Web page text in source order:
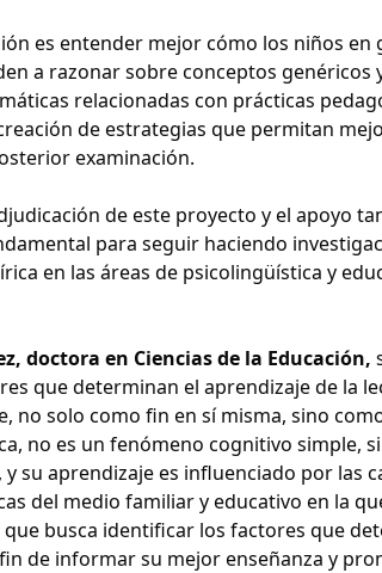
es entender mejor cómo los niños en
a razonar sobre conceptos genéricos
relacionadas con prácticas
de estrategias que permitan
examinación.
de este proyecto y el apoyo
para seguir haciendo
en las áreas de psicolingüística y
doctora en Ciencias de la Educación,
que determinan el aprendizaje de la
no solo como fin en sí misma, sino
no es un fenómeno cognitivo
su aprendizaje es influenciado por las
del medio familiar y educativo en la
busca identificar los factores que
de informar su mejor enseñanza y